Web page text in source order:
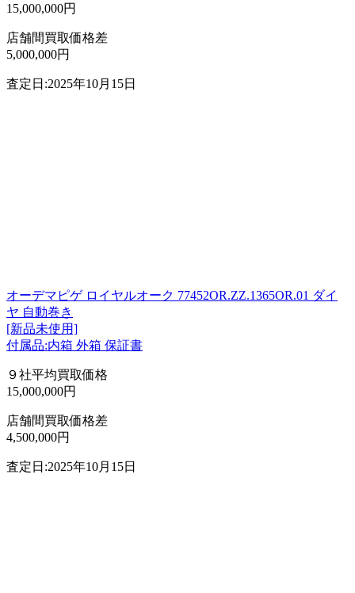
15,000,000円
店舗間買取価格差
5,000,000円
査定日:2025年10月15日
オーデマピゲ ロイヤルオーク 77452OR.ZZ.1365OR.01 ダイ
ヤ 自動巻き
[新品未使用]
付属品:内箱 外箱 保証書
９社平均買取価格
15,000,000円
店舗間買取価格差
4,500,000円
査定日:2025年10月15日